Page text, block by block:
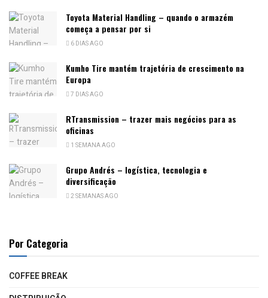
Toyota Material Handling – quando o armazém
começa a pensar por si
6 DIAS AGO
Kumho Tire mantém trajetória de crescimento na
Europa
7 DIAS AGO
RTransmission – trazer mais negócios para as
oficinas
1 SEMANA AGO
Grupo Andrés – logística, tecnologia e
diversificação
2 SEMANAS AGO
Por Categoria
COFFEE BREAK